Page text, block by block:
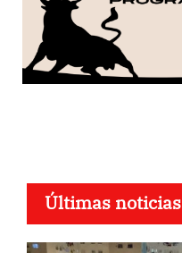
Últimas noticias